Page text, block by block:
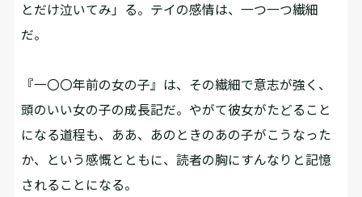
とだけ泣いてみ」る。テイの感情は、一つ一つ繊細
だ。
『一〇〇年前の女の子』は、その繊細で意志が強く、
頭のいい女の子の成長記だ。やがて彼女がたどること
になる道程も、ああ、あのときのあの子がこうなった
か、という感慨とともに、読者の胸にすんなりと記憶
されることになる。